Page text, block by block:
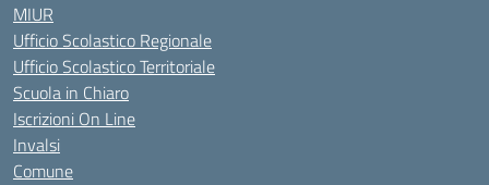
MIUR
Ufficio Scolastico Regionale
Ufficio Scolastico Territoriale
Scuola in Chiaro
Iscrizioni On Line
Invalsi
Comune